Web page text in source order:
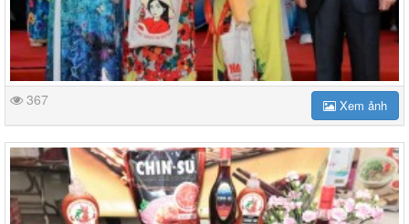
367 Xem ảnh